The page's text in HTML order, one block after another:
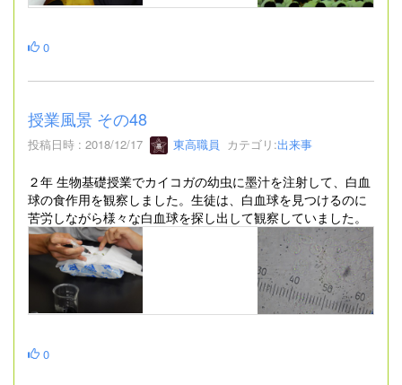
0
授業風景 その48
投稿日時 : 2018/12/17 東高職員 カテゴリ:出来事
２年 生物基礎授業でカイコガの幼虫に墨汁を注射して、白血
球の食作用を観察しました。生徒は、白血球を見つけるのに
苦労しながら様々な白血球を探し出して観察していました。
0